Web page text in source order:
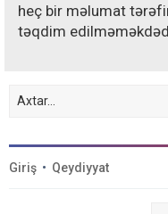
heç bir məlumat
təqdim
Giriş • Qeydiyyat